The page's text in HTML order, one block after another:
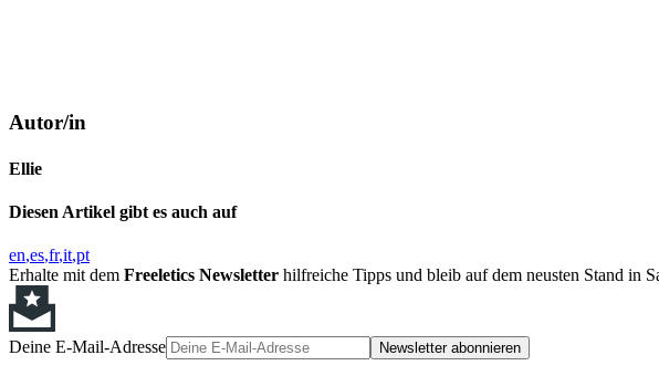
Autor/in
Ellie
Diesen Artikel gibt es auch auf
en es fr it pt
Erhalte mit dem Freeletics Newsletter hilfreiche Tipps und bleib auf dem neusten Stand in
Deine E-Mail-Adresse Newsletter abonnieren